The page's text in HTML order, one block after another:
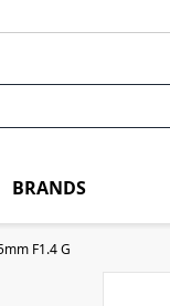
BRANDS
F1.4 G